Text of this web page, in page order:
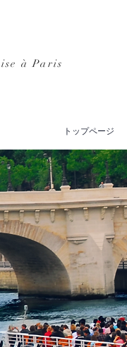
à Paris
トップページ